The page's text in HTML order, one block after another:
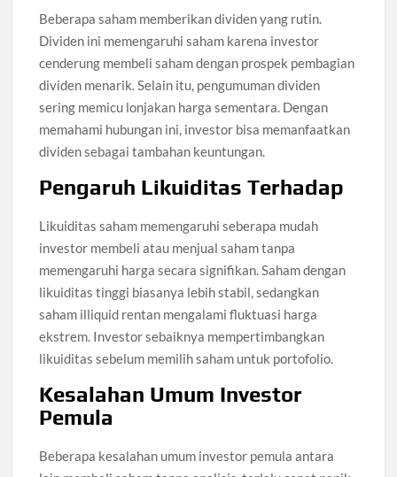
Beberapa saham memberikan dividen yang rutin.
Dividen ini memengaruhi saham karena investor
cenderung membeli saham dengan prospek pembagian
dividen menarik. Selain itu, pengumuman dividen
sering memicu lonjakan harga sementara. Dengan
memahami hubungan ini, investor bisa memanfaatkan
dividen sebagai tambahan keuntungan.
Pengaruh Likuiditas Terhadap
Likuiditas saham memengaruhi seberapa mudah
investor membeli atau menjual saham tanpa
memengaruhi harga secara signifikan. Saham dengan
likuiditas tinggi biasanya lebih stabil, sedangkan
saham illiquid rentan mengalami fluktuasi harga
ekstrem. Investor sebaiknya mempertimbangkan
likuiditas sebelum memilih saham untuk portofolio.
Kesalahan Umum Investor
Pemula
Beberapa kesalahan umum investor pemula antara